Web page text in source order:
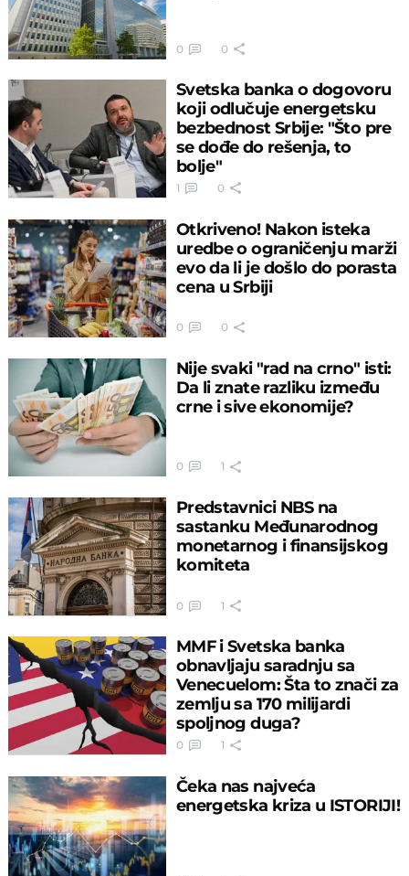
0 0
Svetska banka o dogovoru
koji odlučuje energetsku
bezbednost Srbije: "Što pre
se dođe do rešenja, to
bolje"
1 0
Otkriveno! Nakon isteka
uredbe o ograničenju marži
evo da li je došlo do porasta
cena u Srbiji
0 0
Nije svaki "rad na crno" isti:
Da li znate razliku između
crne i sive ekonomije?
0 1
Predstavnici NBS na
sastanku Međunarodnog
monetarnog i finansijskog
komiteta
0 1
MMF i Svetska banka
obnavljaju saradnju sa
Venecuelom: Šta to znači za
zemlju sa 170 milijardi
spoljnog duga?
0 1
Čeka nas najveća
energetska kriza u ISTORIJI!